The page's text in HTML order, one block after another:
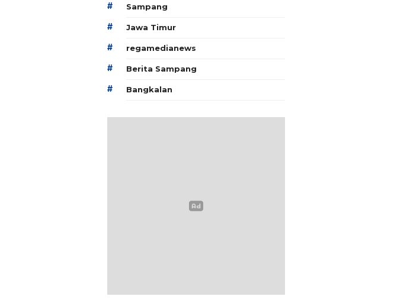
# Sampang
# Jawa Timur
# regamedianews
# Berita Sampang
# Bangkalan